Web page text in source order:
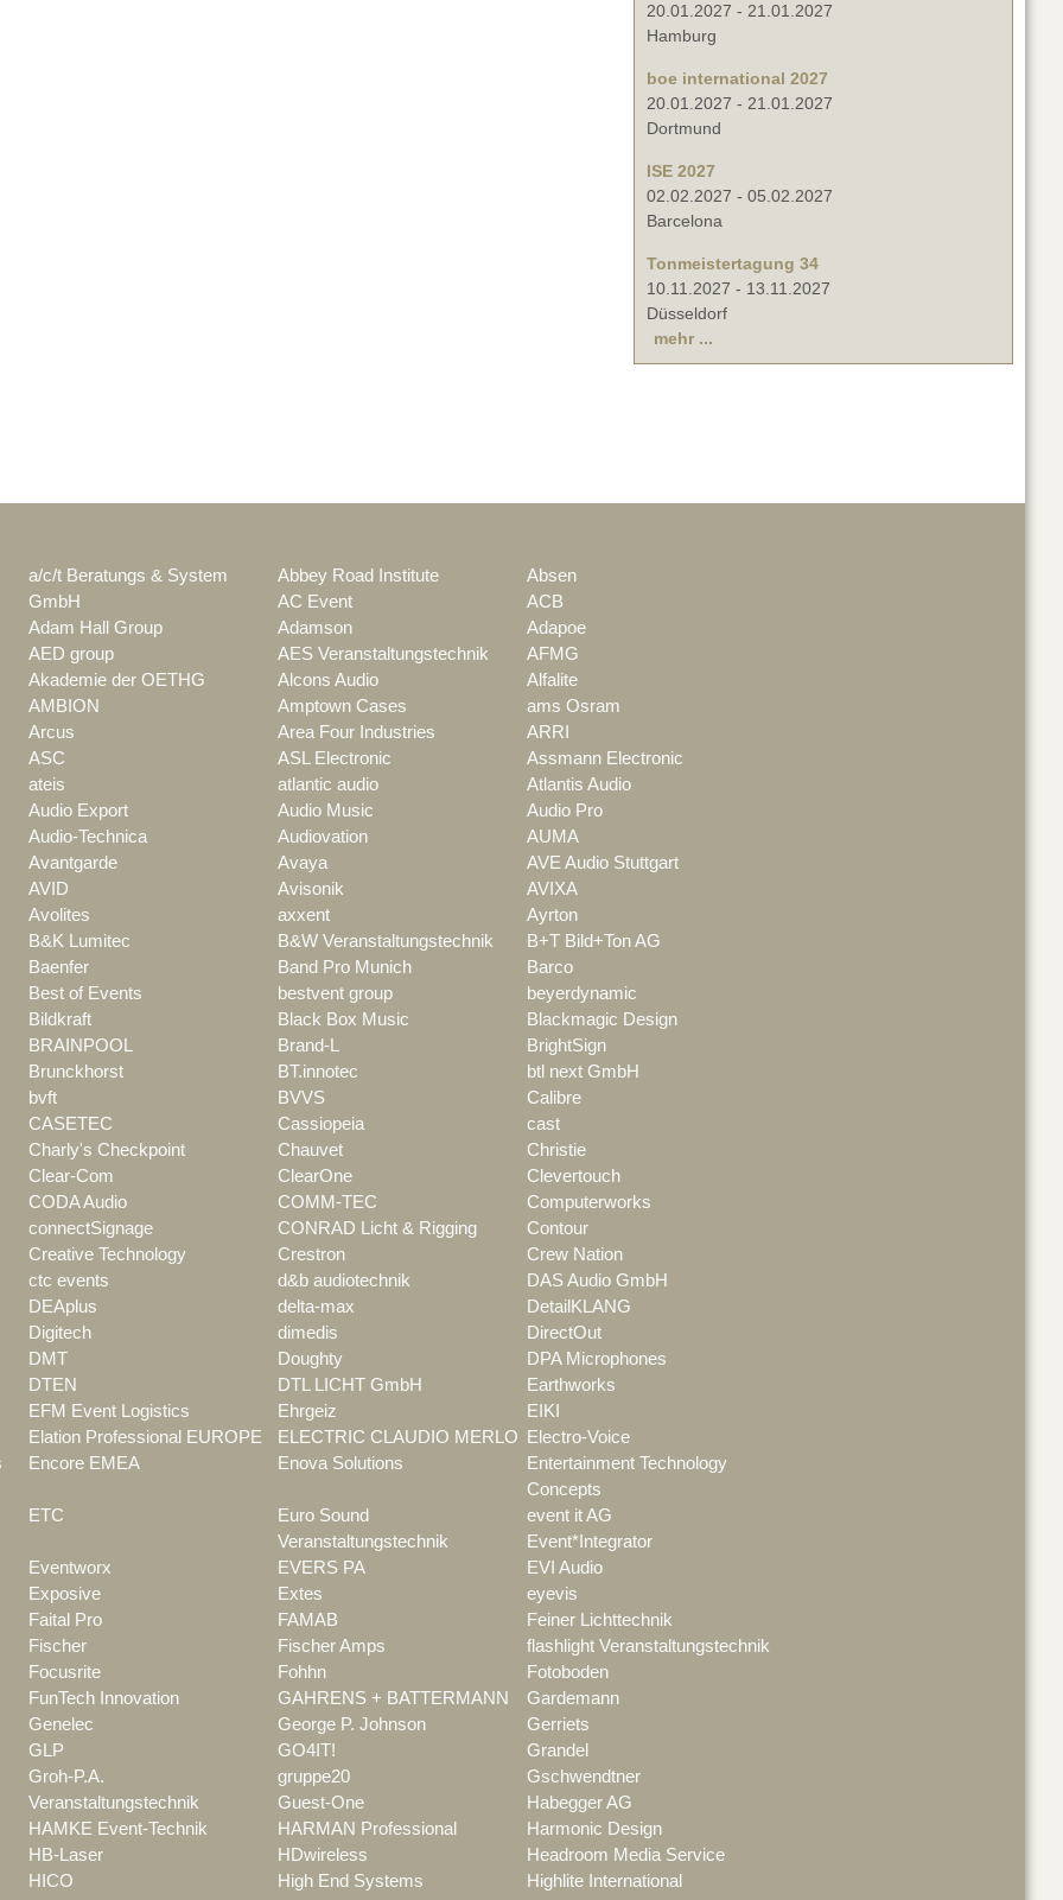
20.01.2027 - 21.01.2027
Hamburg
boe international 2027
20.01.2027 - 21.01.2027
Dortmund
ISE 2027
02.02.2027 - 05.02.2027
Barcelona
Tonmeistertagung 34
10.11.2027 - 13.11.2027
Düsseldorf
mehr ...
a/c/t Beratungs & System
GmbH
Abbey Road Institute
Absen
AC Event
ACB
Adam Hall Group Adamson
Adapoe
AED group AES Veranstaltungstechnik
AFMG
Akademie der OETHG Alcons Audio
Alfalite
AMBION Amptown Cases
ams Osram
Arcus Area Four Industries
ARRI
ASC ASL Electronic
Assmann Electronic
ateis atlantic audio
Atlantis Audio
Audio Export Audio Music
Audio Pro
Audio-Technica Audiovation
AUMA
Avantgarde Avaya
AVE Audio Stuttgart
AVID Avisonik
AVIXA
Avolites axxent
Ayrton
B&K Lumitec B&W Veranstaltungstechnik
B+T Bild+Ton AG
Baenfer Band Pro Munich
Barco
Best of Events bestvent group
beyerdynamic
Bildkraft Black Box Music
Blackmagic Design
BRAINPOOL Brand-L
BrightSign
Brunckhorst BT.innotec
btl next GmbH
bvft BVVS
Calibre
CASETEC Cassiopeia
cast
Charly's Checkpoint Chauvet
Christie
Clear-Com ClearOne
Clevertouch
CODA Audio COMM-TEC
Computerworks
connectSignage CONRAD Licht & Rigging
Contour
Creative Technology Crestron
Crew Nation
ctc events d&b audiotechnik
DAS Audio GmbH
DEAplus delta-max
DetailKLANG
Digitech dimedis
DirectOut
DMT Doughty
DPA Microphones
DTEN DTL LICHT GmbH
Earthworks
EFM Event Logistics Ehrgeiz
EIKI
Elation Professional EUROPE ELECTRIC CLAUDIO MERLO
Electro-Voice
Encore EMEA Enova Solutions
Entertainment Technology
Concepts
ETC
Euro Sound
Veranstaltungstechnik
event it AG
Event*Integrator
Eventworx EVERS PA
EVI Audio
Exposive Extes
eyevis
Faital Pro FAMAB
Feiner Lichttechnik
Fischer Fischer Amps
flashlight Veranstaltungstechnik
Focusrite Fohhn
Fotoboden
FunTech Innovation GAHRENS + BATTERMANN
Gardemann
Genelec George P. Johnson
Gerriets
GLP GO4IT!
Grandel
Groh-P.A.
Veranstaltungstechnik
gruppe20
Gschwendtner
Guest-One
Habegger AG
HAMKE Event-Technik HARMAN Professional
Harmonic Design
HB-Laser HDwireless
Headroom Media Service
HICO High End Systems
Highlite International